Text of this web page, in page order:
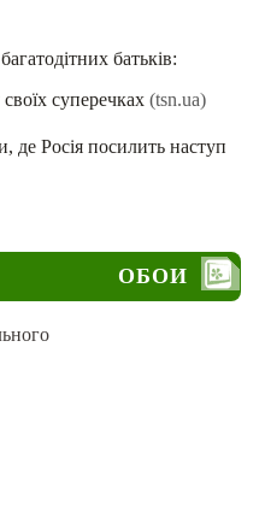
батьків:
суперечках (tsn.ua)
де Росія посилить наступ
ОБОИ